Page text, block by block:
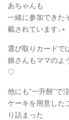
あちゃんも
一緒に参加できた
載されています⸝⋆
選び取りカードで
娘さんもママのよ
♡
他にも”一升餅”で
ケーキを用意した
り詰まった